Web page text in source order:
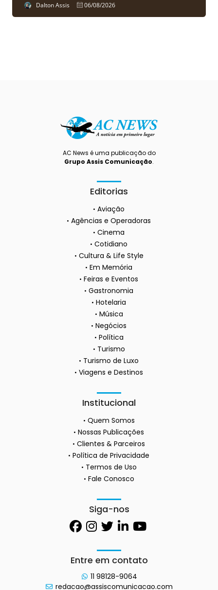
Dalton Assis 06/08/2026
AC News é uma publicação do
Grupo Assis Comunicação.
Editorias
Aviação
Agências e Operadoras
Cinema
Cotidiano
Cultura & Life Style
Em Memória
Feiras e Eventos
Gastronomia
Hotelaria
Música
Negócios
Política
Turismo
Turismo de Luxo
Viagens e Destinos
Institucional
Quem Somos
Nossas Publicações
Clientes & Parceiros
Política de Privacidade
Termos de Uso
Fale Conosco
Siga-nos
Entre em contato
11 98128-9064
redacao@assiscomunicacao.com